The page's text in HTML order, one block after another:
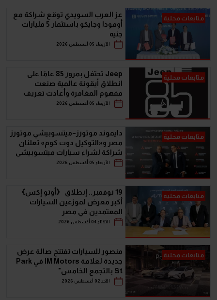
متابعات محلية
عز العرب السويدي توقع شراكة مع
أومودا وجايكو باستثمار 5 مليارات
جنيه
الأربعاء 05 أغسطس 2026
متابعات محلية
Jeep تحتفل بمرور 85 عامًا على
انطلاق أيقونة عالمية صنعت
مفهوم المغامرة وأعادت تعريف
سيارات الـ SUV
الأربعاء 05 أغسطس 2026
متابعات محلية
دايموند موتورز–ميتسوبيشي موتورز
مصر و«التوكيل دوت كوم» تعلنان
شراكة لشراء سيارات ميتسوبيشي
أونلاين
الأربعاء 05 أغسطس 2026
متابعات محلية
19 نوفمبر.. إنطلاق 《أوتو إكس》
أكبر معرض لموزعين السيارات
المعتمدين في مصر
الثلاثاء 04 أغسطس 2026
متابعات محلية
منصور للسيارات تفتتح صالة عرض
جديدة لعلامة IM Motors في Park
St بالتجمع الخامس"
الأحد 02 أغسطس 2026